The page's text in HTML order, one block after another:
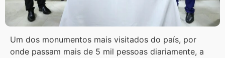
Um dos monumentos mais visitados do país, por
onde passam mais de 5 mil pessoas diariamente, a